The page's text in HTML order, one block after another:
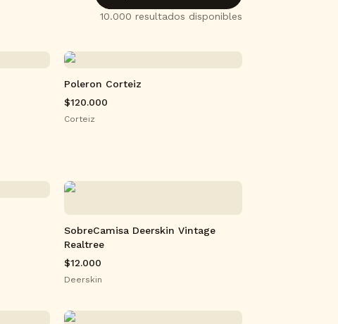
10.000 resultados disponibles
Poleron Corteiz
$120.000
Corteiz
SobreCamisa Deerskin Vintage
Realtree
$12.000
Deerskin